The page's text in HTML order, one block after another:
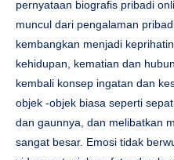
pernyataan biografis pribadi
muncul dari pengalaman
kembangkan menjadi
kehidupan, kematian dan
kembali konsep ingatan dan
objek -objek biasa seperti
dan gaunnya, dan melibatkan
sangat besar. Emosi tidak